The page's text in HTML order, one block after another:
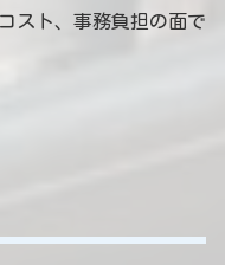
スト、事務負担の面で